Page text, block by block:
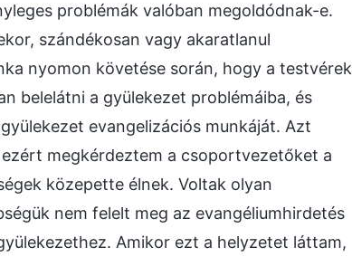
problémák valóban megoldódnak-e.
szándékosan vagy akaratlanul
nyomon követése során, hogy a testvérek
belelátni a gyülekezet problémáiba, és
evangelizációs munkáját. Azt
megkérdeztem a csoportvezetőket a
közepette élnek. Voltak olyan
nem felelt meg az evangéliumhirdetés
Amikor ezt a helyzetet láttam,